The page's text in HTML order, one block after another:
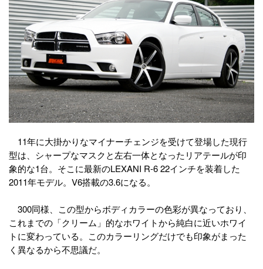
11年に大掛かりなマイナーチェンジを受けて登場した現行
型は、シャープなマスクと左右一体となったリアテールが印
象的な1台。そこに最新のLEXANI R-6 22インチを装着した
2011年モデル。V6搭載の3.6になる。
300同様、この型からボディカラーの色彩が異なっており、
これまでの「クリーム」的なホワイトから純白に近いホワイ
トに変わっている。このカラーリングだけでも印象がまった
く異なるから不思議だ。